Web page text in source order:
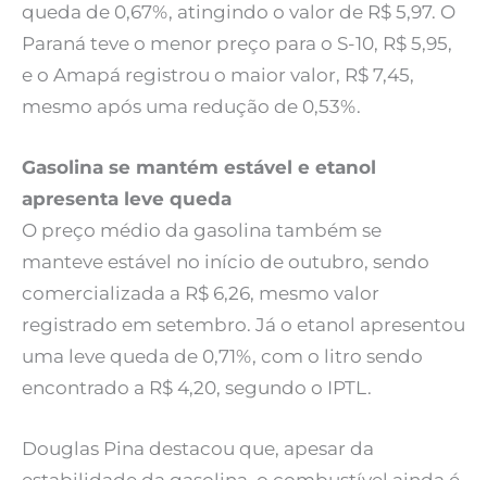
queda de 0,67%, atingindo o valor de R$ 5,97. O
Paraná teve o menor preço para o S-10, R$ 5,95,
e o Amapá registrou o maior valor, R$ 7,45,
mesmo após uma redução de 0,53%.
Gasolina se mantém estável e etanol
apresenta leve queda
O preço médio da gasolina também se
manteve estável no início de outubro, sendo
comercializada a R$ 6,26, mesmo valor
registrado em setembro. Já o etanol apresentou
uma leve queda de 0,71%, com o litro sendo
encontrado a R$ 4,20, segundo o IPTL.
Douglas Pina destacou que, apesar da